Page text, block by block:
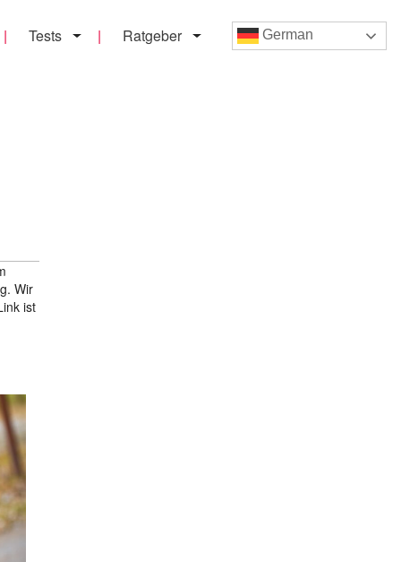
Tests Ratgeber German
Wir
ist